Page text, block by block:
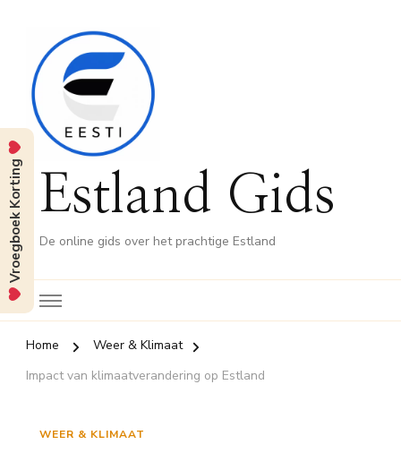
Estland Gids
De online gids over het prachtige Estland
Home
Weer & Klimaat
Impact van klimaatverandering op Estland
WEER & KLIMAAT
Vroegboek Korting